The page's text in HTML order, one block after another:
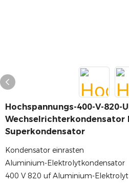
Hochspannungs-400-V-820-
Wechselrichterkondensator
Superkondensator
Kondensator einrasten
Aluminium-Elektrolytkondensator
400 V 820 uf Aluminium-